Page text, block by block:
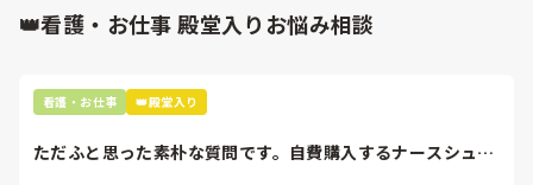
・動画をみてテストを受けるナーシングスキルがある 面倒
・嫌な先輩と1日オペが一緒だとしんどい
・初めて入るオペは振り返りする 居残り
・研修が月1ペース 振り返りを1ヶ月3ヶ月半年提出あり
まだまだありますが、思い出せません。
って転職考えると良いのではないでしょうか？
👑看護・お仕事 殿堂入りお悩み相談
看護・お仕事 👑殿堂入り
ただふと思った素朴な質問です。自費購入するナースシュー